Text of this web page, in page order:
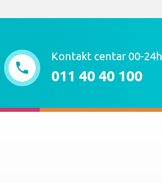
Kontakt centar 00-24h
011 40 40 100